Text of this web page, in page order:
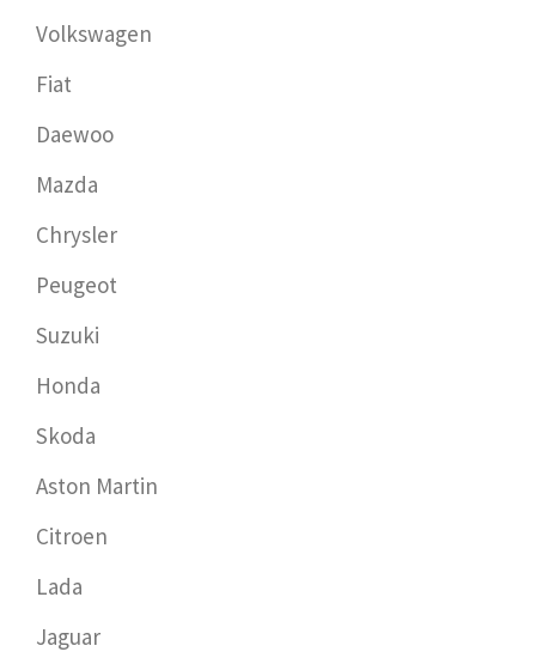
Volkswagen
Fiat
Daewoo
Mazda
Chrysler
Peugeot
Suzuki
Honda
Skoda
Aston Martin
Citroen
Lada
Jaguar